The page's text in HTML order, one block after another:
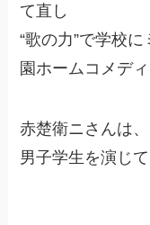
て直し
“歌の力”で学校
園ホームコメディ
赤楚衛ニさんは
男子学生を演じて